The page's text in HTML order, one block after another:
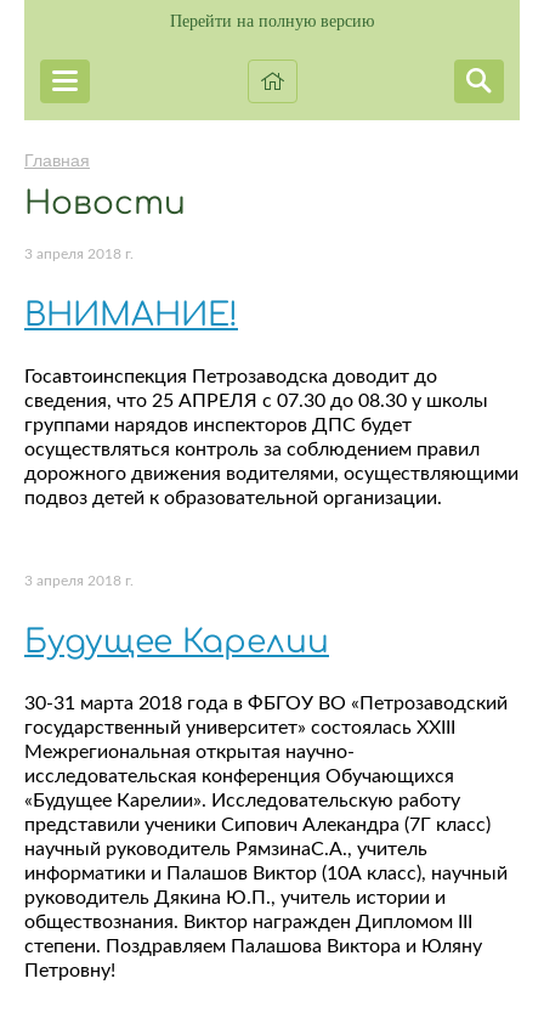
Перейти на полную версию
Главная
Новости
3 апреля 2018 г.
ВНИМАНИЕ!
Госавтоинспекция Петрозаводска доводит до
сведения, что 25 АПРЕЛЯ с 07.30 до 08.30 у школы
группами нарядов инспекторов ДПС будет
осуществляться контроль за соблюдением правил
дорожного движения водителями, осуществляющими
подвоз детей к образовательной организации.
3 апреля 2018 г.
Будущее Карелии
30-31 марта 2018 года в ФБГОУ ВО «Петрозаводский
государственный университет» состоялась XXIII
Межрегиональная открытая научно-
исследовательская конференция Обучающихся
«Будущее Карелии». Исследовательскую работу
представили ученики Сипович Алекандра (7Г класс)
научный руководитель РямзинаС.А., учитель
информатики и Палашов Виктор (10А класс), научный
руководитель Дякина Ю.П., учитель истории и
обществознания. Виктор награжден Дипломом III
степени. Поздравляем Палашова Виктора и Юляну
Петровну!